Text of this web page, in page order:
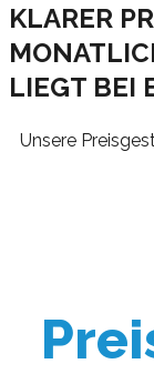
KLARER
LIEGT BEI
Unsere